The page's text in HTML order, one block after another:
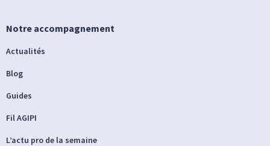
Notre accompagnement
Actualités
Blog
Guides
Fil AGIPI
L’actu pro de la semaine